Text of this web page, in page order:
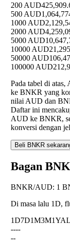
200 AUD
500 AUD
1000 AUD
2000 AUD
5000 AUD
10000 AUD
50000 AUD
100000 AUD
Pada tabel di
ke BNKR yang
nilai AUD dan
Daftar ini
AUD ke BNKR,
konversi dengan
Beli BNKR
Bagan
BNKR/AUD: 1
Di masa lalu 1D,
1D7D1M3M1Y
----
--